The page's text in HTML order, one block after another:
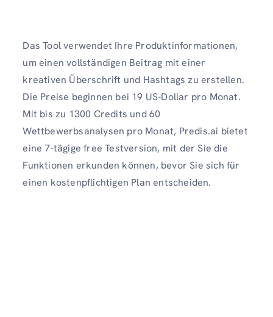
Das Tool verwendet Ihre Produktinformationen,
um einen vollständigen Beitrag mit einer
kreativen Überschrift und Hashtags zu erstellen.
Die Preise beginnen bei 19 US-Dollar pro Monat.
Mit bis zu 1300 Credits und 60
Wettbewerbsanalysen pro Monat, Predis.ai bietet
eine 7-tägige free Testversion, mit der Sie die
Funktionen erkunden können, bevor Sie sich für
einen kostenpflichtigen Plan entscheiden.